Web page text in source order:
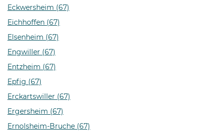
Eckwersheim (67)
Eichhoffen (67)
Elsenheim (67)
Engwiller (67)
Entzheim (67)
Epfig (67)
Erckartswiller (67)
Ergersheim (67)
Ernolsheim-Bruche (67)